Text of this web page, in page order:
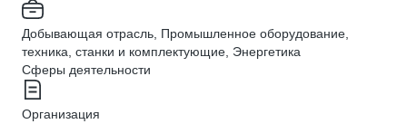
Добывающая отрасль, Промышленное оборудование,
техника, станки и комплектующие, Энергетика
Сферы деятельности
Организация